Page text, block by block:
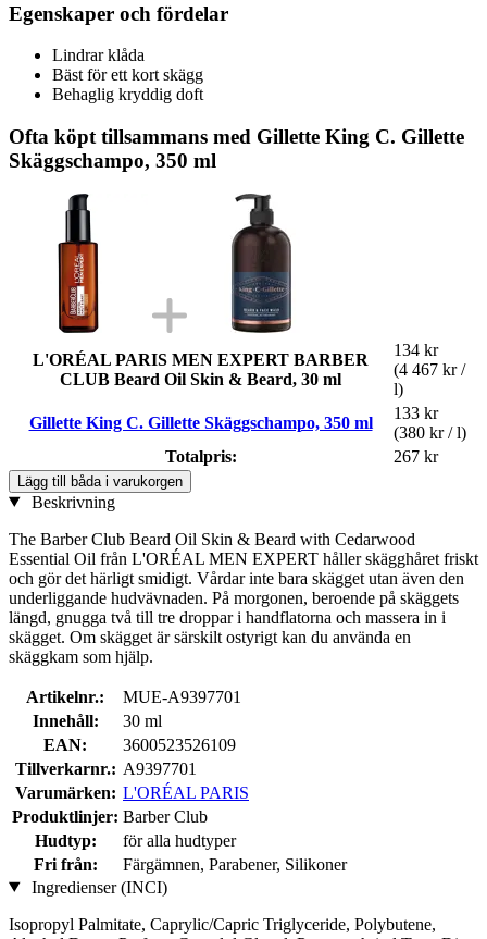
Egenskaper och fördelar
Lindrar klåda
Bäst för ett kort skägg
Behaglig kryddig doft
Ofta köpt tillsammans med Gillette King C. Gillette
Skäggschampo, 350 ml
L'ORÉAL PARIS MEN EXPERT BARBER
CLUB Beard Oil Skin & Beard, 30 ml
134 kr
(4 467 kr /
l)
Gillette King C. Gillette Skäggschampo, 350 ml
133 kr
(380 kr / l)
Totalpris:
267 kr
Lägg till båda i varukorgen
Beskrivning
The Barber Club Beard Oil Skin & Beard with Cedarwood
Essential Oil från L'ORÉAL MEN EXPERT håller skägghåret friskt
och gör det härligt smidigt. Vårdar inte bara skägget utan även den
underliggande hudvävnaden. På morgonen, beroende på skäggets
längd, gnugga två till tre droppar i handflatorna och massera in i
skägget. Om skägget är särskilt ostyrigt kan du använda en
skäggkam som hjälp.
Artikelnr.:
MUE-A9397701
Innehåll:
30 ml
EAN:
3600523526109
Tillverkarnr.: A9397701
Varumärken: L'ORÉAL PARIS
Produktlinjer: Barber Club
Hudtyp:
för alla hudtyper
Fri från:
Färgämnen, Parabener, Silikoner
Ingredienser (INCI)
Isopropyl Palmitate, Caprylic/Capric Triglyceride, Polybutene,